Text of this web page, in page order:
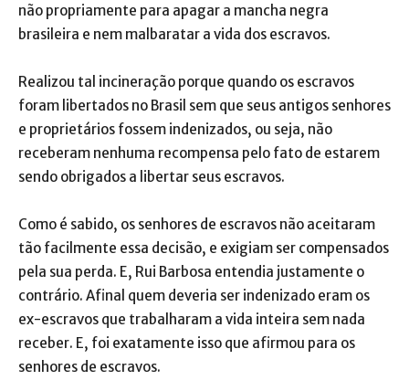
não propriamente para apagar a mancha negra
brasileira e nem malbaratar a vida dos escravos.
Realizou tal incineração porque quando os escravos
foram libertados no Brasil sem que seus antigos senhores
e proprietários fossem indenizados, ou seja, não
receberam nenhuma recompensa pelo fato de estarem
sendo obrigados a libertar seus escravos.
Como é sabido, os senhores de escravos não aceitaram
tão facilmente essa decisão, e exigiam ser compensados
pela sua perda. E, Rui Barbosa entendia justamente o
contrário. Afinal quem deveria ser indenizado eram os
ex-escravos que trabalharam a vida inteira sem nada
receber. E, foi exatamente isso que afirmou para os
senhores de escravos.